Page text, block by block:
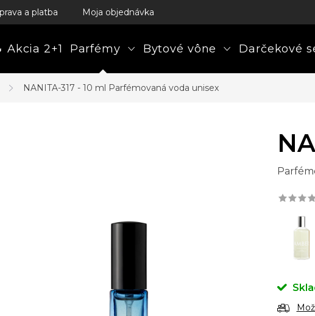
a platba Moja objednávka
Akcia 2+1 Parfémy Bytové vône Darčekové
NANITA-317 - 10 ml Parfémovaná voda unisex